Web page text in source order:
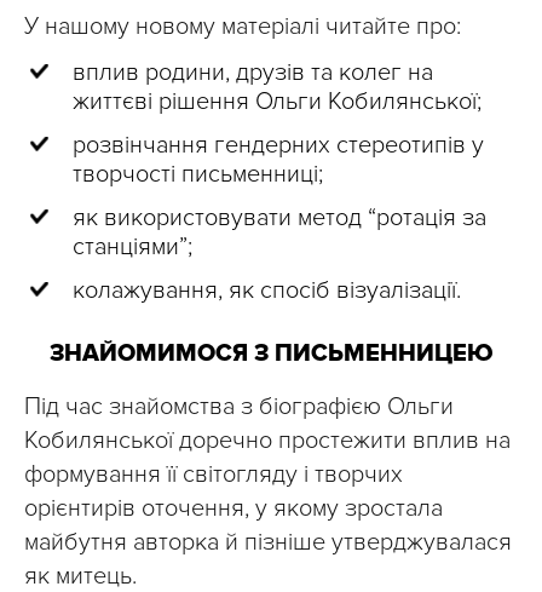
У нашому новому матеріалі читайте про:
вплив родини, друзів та колег на
життєві рішення Ольги Кобилянської;
розвінчання гендерних стереотипів у
творчості письменниці;
як використовувати метод “ротація за
станціями”;
колажування, як спосіб візуалізації.
ЗНАЙОМИМОСЯ З ПИСЬМЕННИЦЕЮ
Під час знайомства з біографією Ольги
Кобилянської доречно простежити вплив на
формування її світогляду і творчих
орієнтирів оточення, у якому зростала
майбутня авторка й пізніше утверджувалася
як митець.